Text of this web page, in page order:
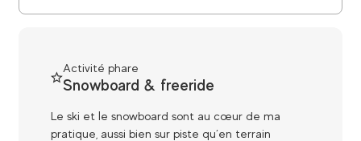
Activité phare
Snowboard & freeride
Le ski et le snowboard sont au cœur de ma
pratique, aussi bien sur piste qu’en terrain